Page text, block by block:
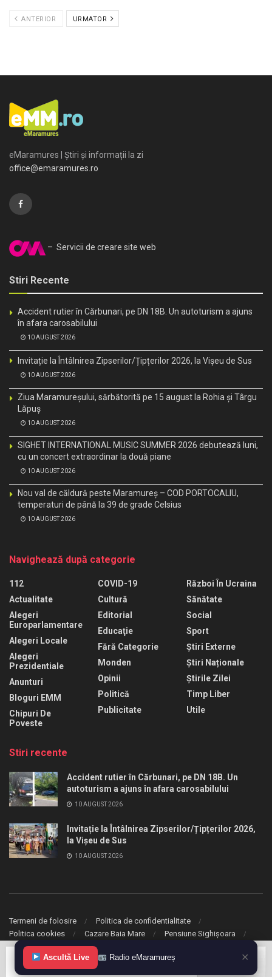
ANTERIOR URMATOR
eMaramures | Știri și informații la zi
office@emaramures.ro
– Servicii de creare site web
Stiri Recente
Accident rutier în Cărbunari, pe DN 18B. Un autoturism a ajuns
în afara carosabilului
10 AUGUST 2026
Invitație la Întâlnirea Zipserilor/Țipțerilor 2026, la Vișeu de Sus
10 AUGUST 2026
Ziua Maramureșului, sărbătorită pe 15 august la Rohia și Târgu
Lăpuș
10 AUGUST 2026
SIGHET INTERNATIONAL MUSIC SUMMER 2026 debutează luni,
cu un concert extraordinar la două piane
10 AUGUST 2026
Nou val de căldură peste Maramureș – COD PORTOCALIU,
temperaturi de până la 39 de grade Celsius
10 AUGUST 2026
Navighează după categorie
112
Actualitate
Alegeri
Europarlamentare
Alegeri Locale
Alegeri
Prezidentiale
Anunturi
Bloguri EMM
Chipuri De
Poveste
COVID-19
Cultură
Editorial
Educaţie
Fără Categorie
Monden
Opinii
Politică
Publicitate
Război În Ucraina
Sănătate
Social
Sport
Știri Externe
Știri Naționale
Știrile Zilei
Timp Liber
Utile
Stiri recente
Accident rutier în Cărbunari, pe DN 18B. Un
autoturism a ajuns în afara carosabilului
10 AUGUST 2026
Invitație la Întâlnirea Zipserilor/Țipțerilor 2026,
la Vișeu de Sus
10 AUGUST 2026
Termeni de folosire
Politica de confidentialitate
Politica cookies
Cazare Baia Mare Pensiune Sighișoara
© 2020 eMaramures. Toate drepturile rezervate.
Ascultă Live Radio eMaramureș ✕